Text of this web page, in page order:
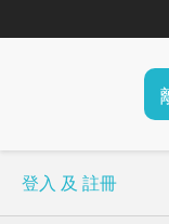
登入 及 註冊